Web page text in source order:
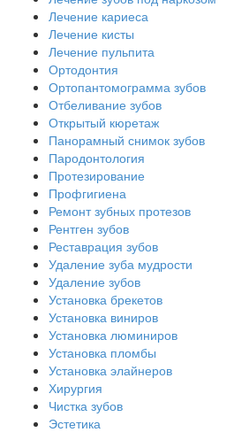
Лечение кариеса
Лечение кисты
Лечение пульпита
Ортодонтия
Ортопантомограмма зубов
Отбеливание зубов
Открытый кюретаж
Панорамный снимок зубов
Пародонтология
Протезирование
Профгигиена
Ремонт зубных протезов
Рентген зубов
Реставрация зубов
Удаление зуба мудрости
Удаление зубов
Установка брекетов
Установка виниров
Установка люминиров
Установка пломбы
Установка элайнеров
Хирургия
Чистка зубов
Эстетика